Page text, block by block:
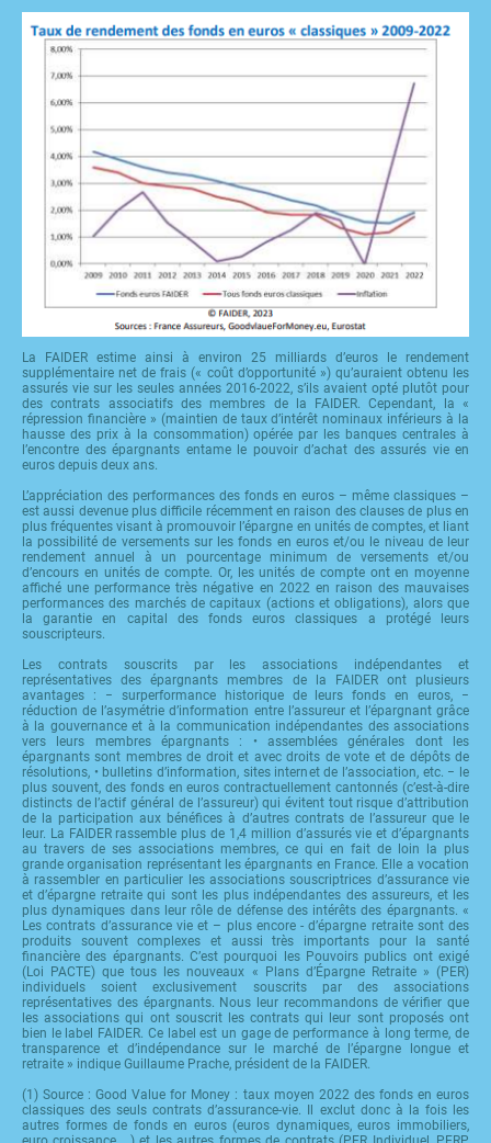
La FAIDER estime ainsi à environ 25 milliards d’euros le rendement
supplémentaire net de frais (« coût d’opportunité ») qu’auraient obtenu les
assurés vie sur les seules années 2016-2022, s’ils avaient opté plutôt pour
des contrats associatifs des membres de la FAIDER. Cependant, la «
répression financière » (maintien de taux d’intérêt nominaux inférieurs à la
hausse des prix à la consommation) opérée par les banques centrales à
l’encontre des épargnants entame le pouvoir d’achat des assurés vie en
euros depuis deux ans.
L’appréciation des performances des fonds en euros – même classiques –
est aussi devenue plus difficile récemment en raison des clauses de plus en
plus fréquentes visant à promouvoir l’épargne en unités de comptes, et liant
la possibilité de versements sur les fonds en euros et/ou le niveau de leur
rendement annuel à un pourcentage minimum de versements et/ou
d’encours en unités de compte. Or, les unités de compte ont en moyenne
affiché une performance très négative en 2022 en raison des mauvaises
performances des marchés de capitaux (actions et obligations), alors que
la garantie en capital des fonds euros classiques a protégé leurs
souscripteurs.
Les contrats souscrits par les associations indépendantes et
représentatives des épargnants membres de la FAIDER ont plusieurs
avantages : − surperformance historique de leurs fonds en euros, −
réduction de l’asymétrie d’information entre l’assureur et l’épargnant grâce
à la gouvernance et à la communication indépendantes des associations
vers leurs membres épargnants : • assemblées générales dont les
épargnants sont membres de droit et avec droits de vote et de dépôts de
résolutions, • bulletins d’information, sites internet de l’association, etc. − le
plus souvent, des fonds en euros contractuellement cantonnés (c’est-à-dire
distincts de l’actif général de l’assureur) qui évitent tout risque d’attribution
de la participation aux bénéfices à d’autres contrats de l’assureur que le
leur. La FAIDER rassemble plus de 1,4 million d’assurés vie et d’épargnants
au travers de ses associations membres, ce qui en fait de loin la plus
grande organisation représentant les épargnants en France. Elle a vocation
à rassembler en particulier les associations souscriptrices d’assurance vie
et d’épargne retraite qui sont les plus indépendantes des assureurs, et les
plus dynamiques dans leur rôle de défense des intérêts des épargnants. «
Les contrats d’assurance vie et – plus encore - d’épargne retraite sont des
produits souvent complexes et aussi très importants pour la santé
financière des épargnants. C’est pourquoi les Pouvoirs publics ont exigé
(Loi PACTE) que tous les nouveaux « Plans d’Épargne Retraite » (PER)
individuels soient exclusivement souscrits par des associations
représentatives des épargnants. Nous leur recommandons de vérifier que
les associations qui ont souscrit les contrats qui leur sont proposés ont
bien le label FAIDER. Ce label est un gage de performance à long terme, de
transparence et d’indépendance sur le marché de l’épargne longue et
retraite » indique Guillaume Prache, président de la FAIDER.
(1) Source : Good Value for Money : taux moyen 2022 des fonds en euros
classiques des seuls contrats d’assurance-vie. Il exclut donc à la fois les
autres formes de fonds en euros (euros dynamiques, euros immobiliers,